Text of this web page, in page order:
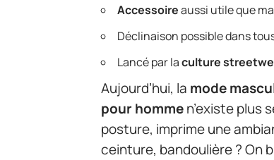
Accessoireaussi utile que
Déclinaison possible dans
Lancé par laculture
Aujourd’hui, la mode
pour hommen’existe plus
posture, imprime une
ceinture, bandoulière ? On